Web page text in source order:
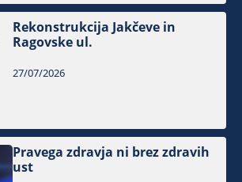
Rekonstrukcija Jakčeve in
Ragovske ul.
27/07/2026
Pravega zdravja ni brez zdravih
ust